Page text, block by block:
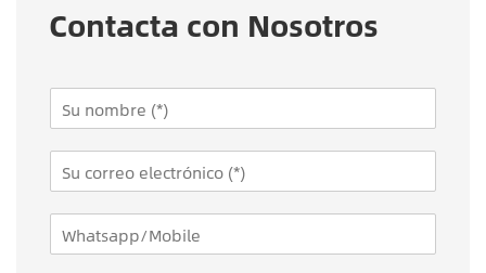
Contacta con Nosotros
N
*
E
m
l
W